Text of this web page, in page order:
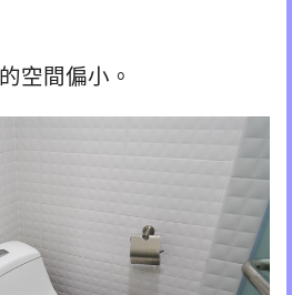
空間偏小。